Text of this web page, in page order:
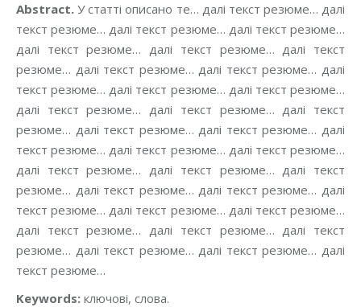
Аbstract. У статті описано те… далі текст резюме… далі
текст резюме… далі текст резюме… далі текст резюме…
далі текст резюме… далі текст резюме… далі текст
резюме… далі текст резюме… далі текст резюме… далі
текст резюме… далі текст резюме… далі текст резюме…
далі текст резюме… далі текст резюме… далі текст
резюме… далі текст резюме… далі текст резюме… далі
текст резюме… далі текст резюме… далі текст резюме…
далі текст резюме… далі текст резюме… далі текст
резюме… далі текст резюме… далі текст резюме… далі
текст резюме… далі текст резюме… далі текст резюме…
далі текст резюме… далі текст резюме… далі текст
резюме… далі текст резюме… далі текст резюме… далі
текст резюме…
Keywords: ключові, слова.